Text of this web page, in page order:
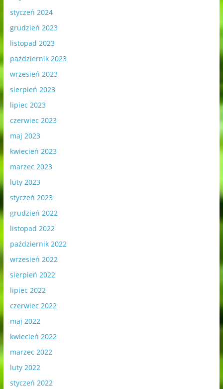
styczeń 2024
grudzień 2023
listopad 2023
październik 2023
wrzesień 2023
sierpień 2023
lipiec 2023
czerwiec 2023
maj 2023
kwiecień 2023
marzec 2023
luty 2023
styczeń 2023
grudzień 2022
listopad 2022
październik 2022
wrzesień 2022
sierpień 2022
lipiec 2022
czerwiec 2022
maj 2022
kwiecień 2022
marzec 2022
luty 2022
styczeń 2022